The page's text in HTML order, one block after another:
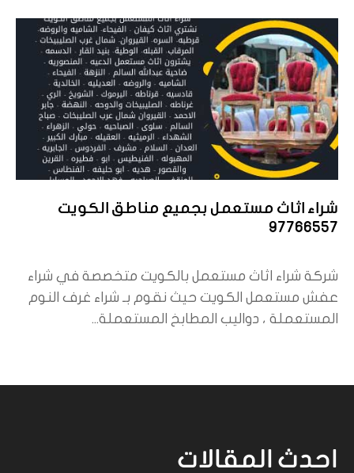
شراء اثاث مستعمل بجميع مناطق الكويت
97766557
شركة شراء اثاث مستعمل بالكويت متخصصة في شراء
عفش مستعمل الكويت حيث نقوم بـ شراء غرف النوم
المستعملة ، دواليب المطابخ المستعملة...
احدث المقالات